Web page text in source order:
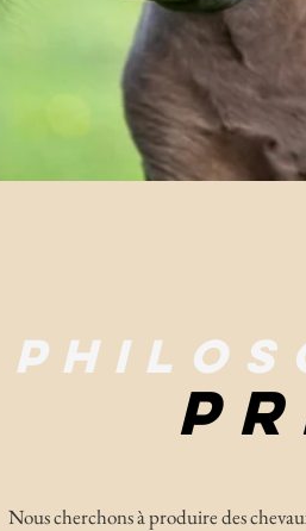
Nous cherchons à produire des